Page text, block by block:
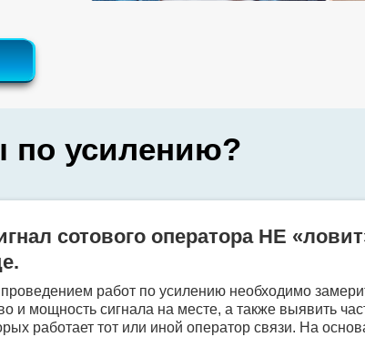
по усилению?
сотового оператора НЕ
работ по усилению необходимо
и мощность сигнала на месте, а также выявить
работает тот или иной оператор связи. На